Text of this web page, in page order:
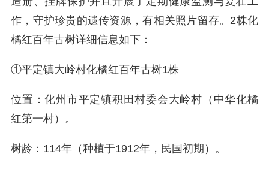
作，守护珍贵的遗传资源，有相关照片留存。2株化
橘红百年古树详细信息如下：
①平定镇大岭村化橘红百年古树1株
位置：化州市平定镇积田村委会大岭村（中华化橘
红第一村）。
树龄：114年（种植于1912年，民国初期）。